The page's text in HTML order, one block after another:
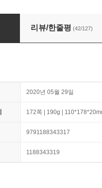
리뷰/한줄평 (42/127)
2020년 05월 29일
172쪽 | 190g |
9791188343317
1188343319